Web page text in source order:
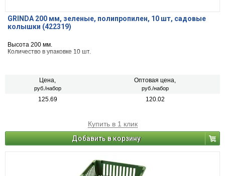
GRINDA 200 мм, зеленые, полипропилен, 10 шт, садовые
колышки (422319)
Высота 200 мм.
Количество в упаковке 10 шт.
Цена,
руб./набор
Оптовая цена,
руб./набор
125.69 120.02
Купить в 1 клик
Добавить в корзину